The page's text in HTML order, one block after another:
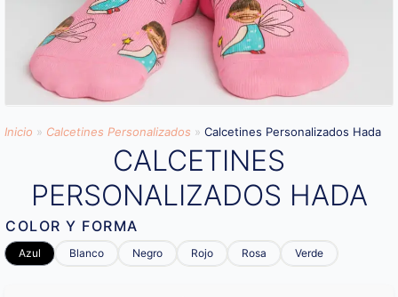
Inicio » Calcetines Personalizados » Calcetines Personalizados Hada
CALCETINES
PERSONALIZADOS HADA
COLOR Y FORMA
Azul Blanco Negro Rojo Rosa Verde